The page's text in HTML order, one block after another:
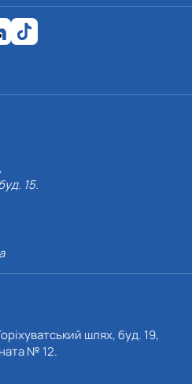
15.
шлях, буд. 19,
№ 12.